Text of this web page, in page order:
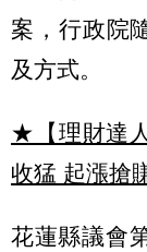
案，行政院
及方式。
★【理財達
收猛 起漲搶
花蓮縣議會